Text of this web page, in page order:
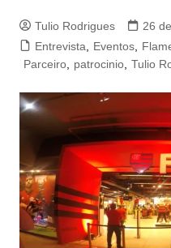
Tulio Rodrigues
26
Entrevista
Eventos,
Parceiro, patrocinio, Tulio